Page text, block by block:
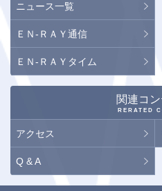
ニュース一覧
ＥＮ-ＲＡＹ通信
ＥＮ-ＲＡＹタイム
関連コ
RERATED
アクセス
Q & A